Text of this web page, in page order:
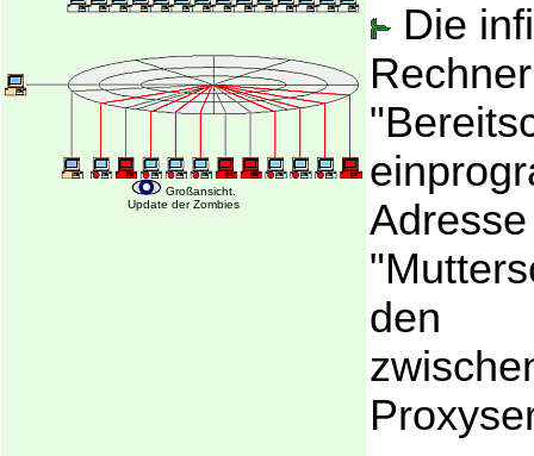
Großansicht.
Update der Zombies
Die
den